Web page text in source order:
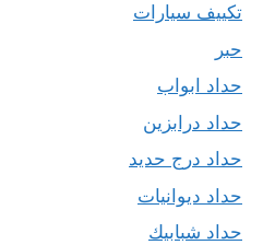
تكييف سيارات
حبر
حداد ابواب
حداد درابزين
حداد درج حديد
حداد ديوانيات
حداد شبابيك